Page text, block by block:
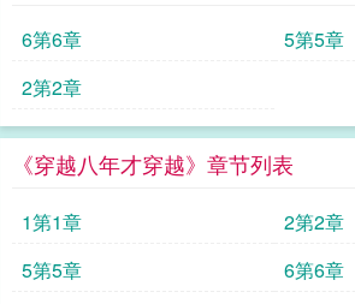
6第6章 5第5章
2第2章
《穿越八年才穿越》章节列表
1第1章 2第2章
5第5章
6第6章